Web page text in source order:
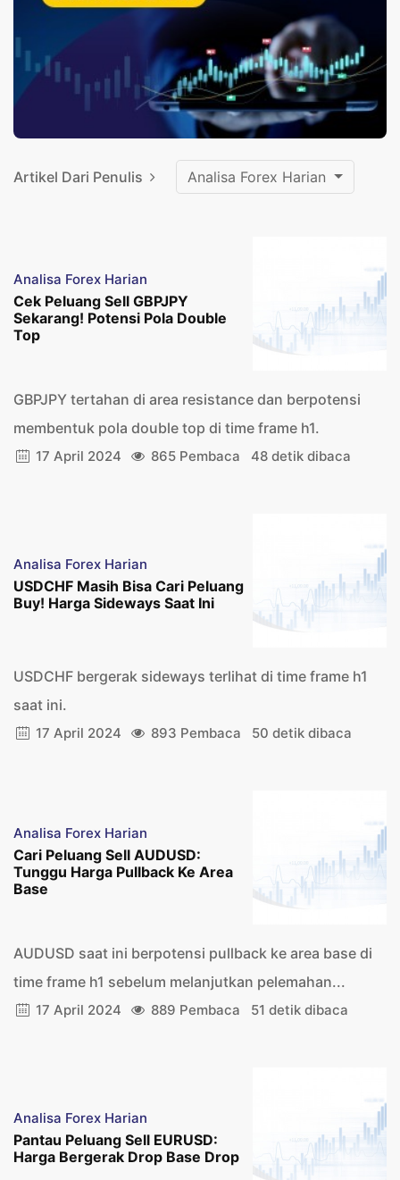
Artikel Dari Penulis Analisa Forex Harian
Analisa Forex Harian
Cek Peluang Sell GBPJPY
Sekarang! Potensi Pola Double
Top
GBPJPY tertahan di area resistance dan berpotensi
membentuk pola double top di time frame h1.
17 April 2024 865 Pembaca 48 detik dibaca
Analisa Forex Harian
USDCHF Masih Bisa Cari Peluang
Buy! Harga Sideways Saat Ini
USDCHF bergerak sideways terlihat di time frame h1
saat ini.
17 April 2024 893 Pembaca 50 detik dibaca
Analisa Forex Harian
Cari Peluang Sell AUDUSD:
Tunggu Harga Pullback Ke Area
Base
AUDUSD saat ini berpotensi pullback ke area base di
time frame h1 sebelum melanjutkan pelemahan...
17 April 2024 889 Pembaca 51 detik dibaca
Analisa Forex Harian
Pantau Peluang Sell EURUSD:
Harga Bergerak Drop Base Drop